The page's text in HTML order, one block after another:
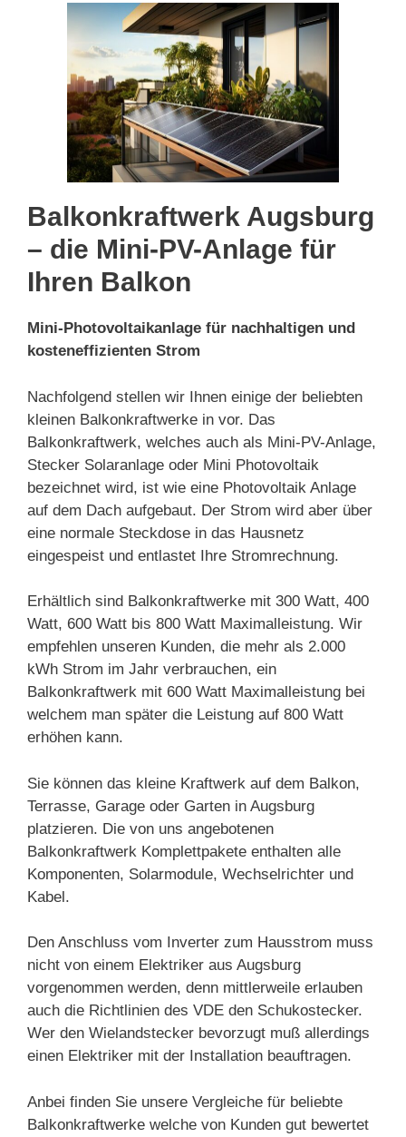
Balkonkraftwerk Augsburg
– die Mini-PV-Anlage für
Ihren Balkon
Mini-Photovoltaikanlage für nachhaltigen und
kosteneffizienten Strom
Nachfolgend stellen wir Ihnen einige der beliebten
kleinen Balkonkraftwerke in vor. Das
Balkonkraftwerk, welches auch als Mini-PV-Anlage,
Stecker Solaranlage oder Mini Photovoltaik
bezeichnet wird, ist wie eine Photovoltaik Anlage
auf dem Dach aufgebaut. Der Strom wird aber über
eine normale Steckdose in das Hausnetz
eingespeist und entlastet Ihre Stromrechnung.
Erhältlich sind Balkonkraftwerke mit 300 Watt, 400
Watt, 600 Watt bis 800 Watt Maximalleistung. Wir
empfehlen unseren Kunden, die mehr als 2.000
kWh Strom im Jahr verbrauchen, ein
Balkonkraftwerk mit 600 Watt Maximalleistung bei
welchem man später die Leistung auf 800 Watt
erhöhen kann.
Sie können das kleine Kraftwerk auf dem Balkon,
Terrasse, Garage oder Garten in Augsburg
platzieren. Die von uns angebotenen
Balkonkraftwerk Komplettpakete enthalten alle
Komponenten, Solarmodule, Wechselrichter und
Kabel.
Den Anschluss vom Inverter zum Hausstrom muss
nicht von einem Elektriker aus Augsburg
vorgenommen werden, denn mittlerweile erlauben
auch die Richtlinien des VDE den Schukostecker.
Wer den Wielandstecker bevorzugt muß allerdings
einen Elektriker mit der Installation beauftragen.
Anbei finden Sie unsere Vergleiche für beliebte
Balkonkraftwerke welche von Kunden gut bewertet